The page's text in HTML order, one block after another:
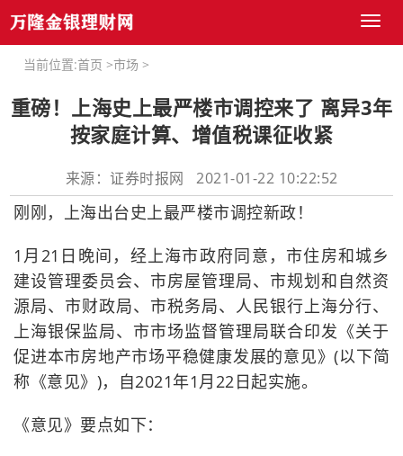
Toggle
当前位置:首页 >市场 >
重磅！上海史上最严楼市调控来了 离异3年
按家庭计算、增值税课征收紧
来源：证券时报网 2021-01-22 10:22:52
刚刚，上海出台史上最严楼市调控新政！
1月21日晚间，经上海市政府同意，市住房和城乡
建设管理委员会、市房屋管理局、市规划和自然资
源局、市财政局、市税务局、人民银行上海分行、
上海银保监局、市市场监督管理局联合印发《关于
促进本市房地产市场平稳健康发展的意见》(以下简
称《意见》)，自2021年1月22日起实施。
《意见》要点如下：